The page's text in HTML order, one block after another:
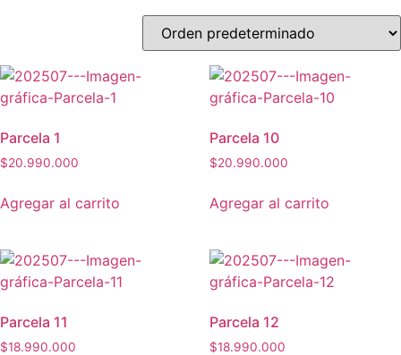
Parcela 1
$20.990.000
Agregar al carrito
Parcela 10
$20.990.000
Agregar al carrito
Parcela 11
$18.990.000
Parcela 12
$18.990.000